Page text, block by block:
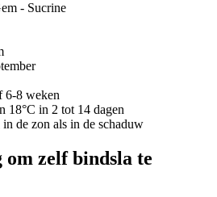
- Sucrine
6-8 weken
18°C in 2 tot 14 dagen
de zon als in de schaduw
zelf bindsla te